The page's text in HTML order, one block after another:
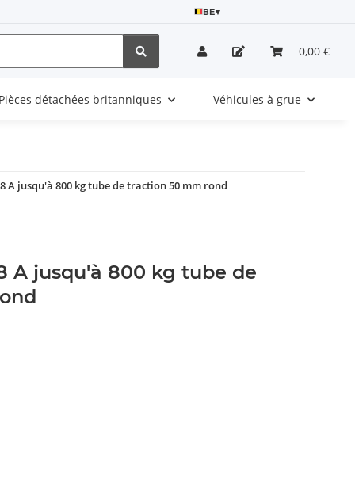
BE▾
0,00 €
détachées britanniques Véhicules à grue
A jusqu'à 800 kg tube de traction 50 mm rond
A jusqu'à 800 kg tube de